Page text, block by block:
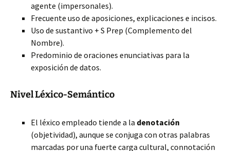
agente (impersonales).
Frecuente uso de aposiciones, explicaciones e incisos.
Uso de sustantivo + S Prep (Complemento del
Nombre).
Predominio de oraciones enunciativas para la
exposición de datos.
Nivel Léxico-Semántico
El léxico empleado tiende a la denotación
(objetividad), aunque se conjuga con otras palabras
marcadas por una fuerte carga cultural, connotación